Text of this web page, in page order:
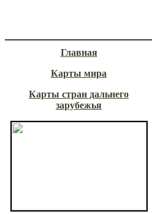
Главная
Карты мира
Карты стран дальнего
зарубежья